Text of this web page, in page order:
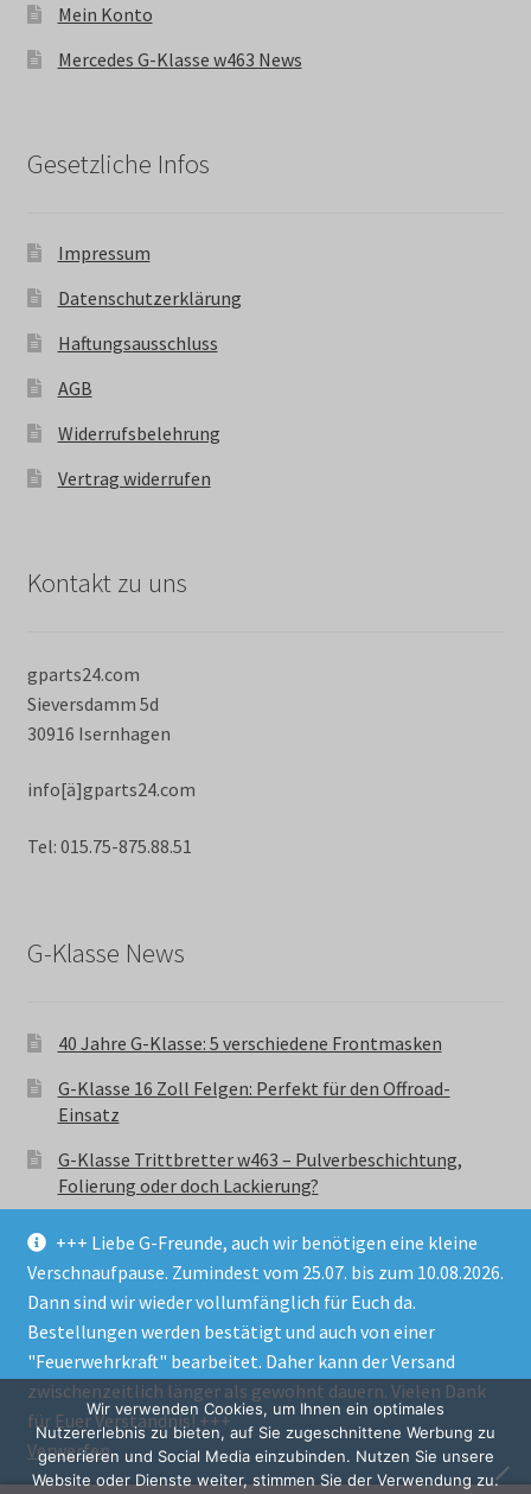
+++ Liebe G-Freunde, auch wir benötigen eine kleine
Verschnaufpause. Zumindest vom 25.07. bis zum 10.08.2026.
Dann sind wir wieder vollumfänglich für Euch da.
Bestellungen werden bestätigt und auch von einer
"Feuerwehrkraft" bearbeitet. Daher kann der Versand
zwischenzeitlich länger als gewohnt dauern. Vielen Dank
für Euer Verständnis! +++
Verwerfen
Mein Konto
Mercedes G-Klasse w463 News
Gesetzliche Infos
Impressum
Datenschutzerklärung
Haftungsausschluss
AGB
Widerrufsbelehrung
Vertrag widerrufen
Kontakt zu uns
gparts24.com
Sieversdamm 5d
30916 Isernhagen
info[ä]gparts24.com
Tel: 015.75-875.88.51
G-Klasse News
40 Jahre G-Klasse: 5 verschiedene Frontmasken
G-Klasse 16 Zoll Felgen: Perfekt für den Offroad-
Einsatz
G-Klasse Trittbretter w463 – Pulverbeschichtung,
Folierung oder doch Lackierung?
© GParts24 - G-Klasse w463 Trittbretter, Felgen,
Ersatzteile & Zubebehör.
Datenschutzerklärung
Alle Preise inkl. der gesetzlichen MwSt.
Wir verwenden Cookies, um Ihnen ein optimales
Nutzererlebnis zu bieten, auf Sie zugeschnittene Werbung zu
generieren und Social Media einzubinden. Nutzen Sie unsere
Website oder Dienste weiter, stimmen Sie der Verwendung zu.